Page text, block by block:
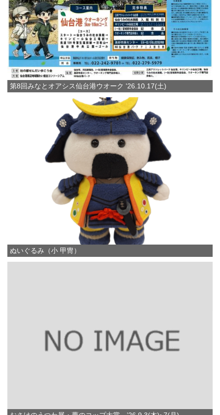
第8回みなとオアシス仙台港ウオーク '26.10.17(土)
ぬいぐるみ（小 甲冑）